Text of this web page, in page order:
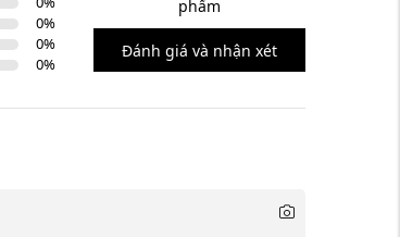
0%
0%
0%
phẩm
Đánh giá và nhận xét